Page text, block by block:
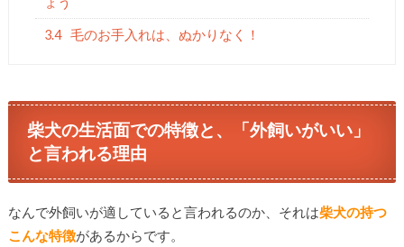
3.4 毛のお手入れは、ぬかりなく！
柴犬の生活面での特徴と、「外飼いがいい」
と言われる理由
なんで外飼いが適していると言われるのか、それは柴犬の持つ
こんな特徴があるからです。